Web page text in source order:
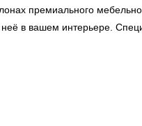
премиального
в вашем интерьере.